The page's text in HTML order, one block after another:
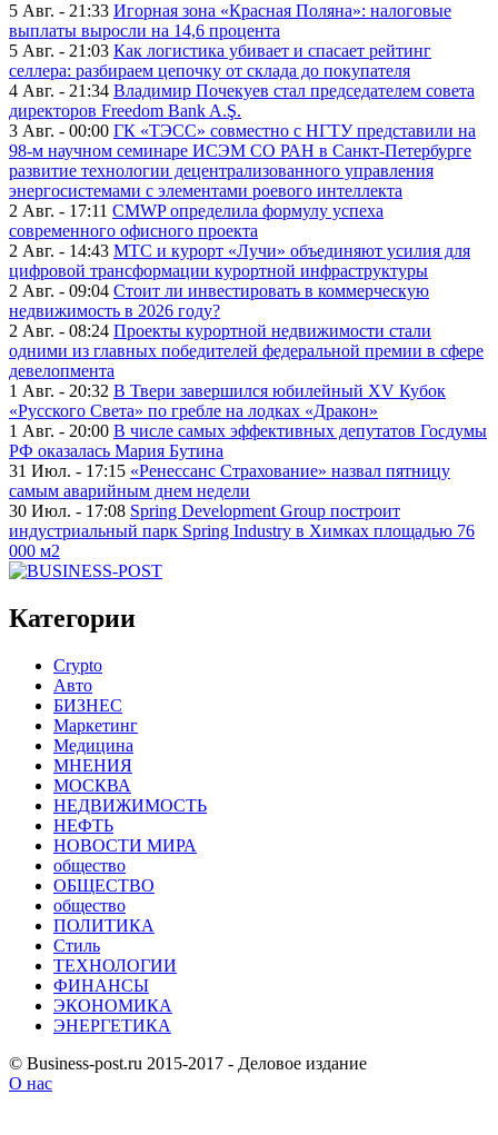
5 Авг. - 21:33 Игорная зона «Красная Поляна»: налоговые
выплаты выросли на 14,6 процента
5 Авг. - 21:03 Как логистика убивает и спасает рейтинг
селлера: разбираем цепочку от склада до покупателя
4 Авг. - 21:34 Владимир Почекуев стал председателем совета
директоров Freedom Bank A.Ş.
3 Авг. - 00:00 ГК «ТЭСС» совместно с НГТУ представили на
98-м научном семинаре ИСЭМ СО РАН в Санкт-Петербурге
развитие технологии децентрализованного управления
энергосистемами с элементами роевого интеллекта
2 Авг. - 17:11 CMWP определила формулу успеха
современного офисного проекта
2 Авг. - 14:43 МТС и курорт «Лучи» объединяют усилия для
цифровой трансформации курортной инфраструктуры
2 Авг. - 09:04 Стоит ли инвестировать в коммерческую
недвижимость в 2026 году?
2 Авг. - 08:24 Проекты курортной недвижимости стали
одними из главных победителей федеральной премии в сфере
девелопмента
1 Авг. - 20:32 В Твери завершился юбилейный XV Кубок
«Русского Света» по гребле на лодках «Дракон»
1 Авг. - 20:00 В числе самых эффективных депутатов Госдумы
РФ оказалась Мария Бутина
31 Июл. - 17:15 «Ренессанс Страхование» назвал пятницу
самым аварийным днем недели
30 Июл. - 17:08 Spring Development Group построит
индустриальный парк Spring Industry в Химках площадью 76
000 м2
Категории
Crypto
Авто
БИЗНЕС
Маркетинг
Медицина
МНЕНИЯ
МОСКВА
НЕДВИЖИМОСТЬ
НЕФТЬ
НОВОСТИ МИРА
общество
ОБЩЕСТВО
общество
ПОЛИТИКА
Стиль
ТЕХНОЛОГИИ
ФИНАНСЫ
ЭКОНОМИКА
ЭНЕРГЕТИКА
© Business-post.ru 2015-2017 - Деловое издание
О нас